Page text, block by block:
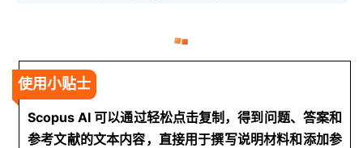
使用小贴士
Scopus AI 可以通过轻松点击复制，得到问题、答案和
参考文献的文本内容，直接用于撰写说明材料和添加参